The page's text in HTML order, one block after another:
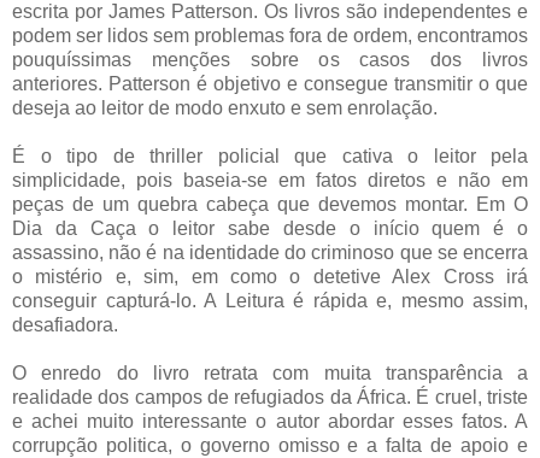
escrita por James Patterson. Os livros são independentes e
podem ser lidos sem problemas fora de ordem, encontramos
pouquíssimas menções sobre os casos dos livros
anteriores. Patterson é objetivo e consegue transmitir o que
deseja ao leitor de modo enxuto e sem enrolação.
É o tipo de thriller policial que cativa o leitor pela
simplicidade, pois baseia-se em fatos diretos e não em
peças de um quebra cabeça que devemos montar. Em O
Dia da Caça o leitor sabe desde o início quem é o
assassino, não é na identidade do criminoso que se encerra
o mistério e, sim, em como o detetive Alex Cross irá
conseguir capturá-lo. A Leitura é rápida e, mesmo assim,
desafiadora.
O enredo do livro retrata com muita transparência a
realidade dos campos de refugiados da África. É cruel, triste
e achei muito interessante o autor abordar esses fatos. A
corrupção politica, o governo omisso e a falta de apoio e